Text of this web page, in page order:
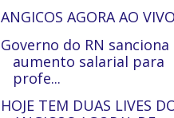
ANGICOS AGORA AO VIVO
Governo do RN sanciona
aumento salarial para
profe...
HOJE TEM DUAS LIVES